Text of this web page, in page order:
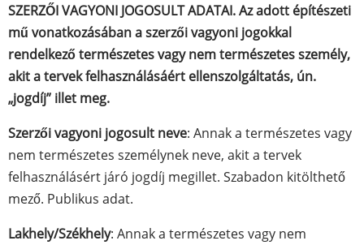
SZERZŐI VAGYONI JOGOSULT ADATAI. Az adott építészeti
mű vonatkozásában a szerzői vagyoni jogokkal
rendelkező természetes vagy nem természetes személy,
akit a tervek felhasználásáért ellenszolgáltatás, ún.
„jogdíj” illet meg.
Szerzői vagyoni jogosult neve: Annak a természetes vagy
nem természetes személynek neve, akit a tervek
felhasználásért járó jogdíj megillet. Szabadon kitölthető
mező. Publikus adat.
Lakhely/Székhely: Annak a természetes vagy nem